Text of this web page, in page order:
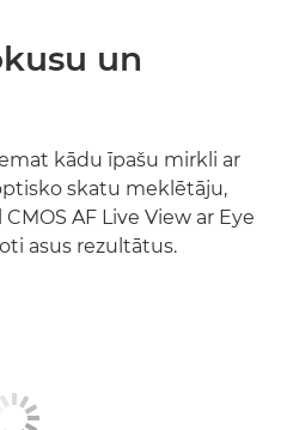
un
kādu īpašu mirkli ar
skatu meklētāju,
AF Live View ar Eye
asus rezultātus.